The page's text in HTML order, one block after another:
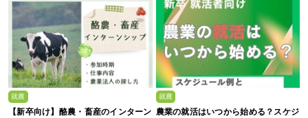
就農
【新卒向け】酪農・畜産のインターン
就農
農業の就活はいつから始める？スケジ